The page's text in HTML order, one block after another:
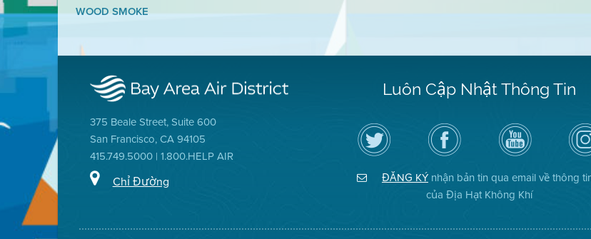
WOOD SMOKE
375 Beale Street, Suite 600
San Francisco, CA 94105
415.749.5000 | 1.800.HELP AIR
Chỉ Đường
Luôn Cập Nhật Thông Tin
Hãy
theo
dõi
Địa
Không
Truy
cập
Trang
Facebook
Địa
Hạt
Kênh
YouTube
của
Địa
Không
ĐĂNG KÝnhận bản tin qua email về thông
của Địa Hạt Không Khí